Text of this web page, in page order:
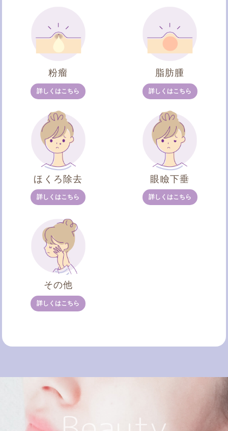
粉瘤
詳しくはこちら
脂肪腫
詳しくはこちら
ほくろ除去
詳しくはこちら
眼瞼下垂
詳しくはこちら
その他
詳しくはこちら